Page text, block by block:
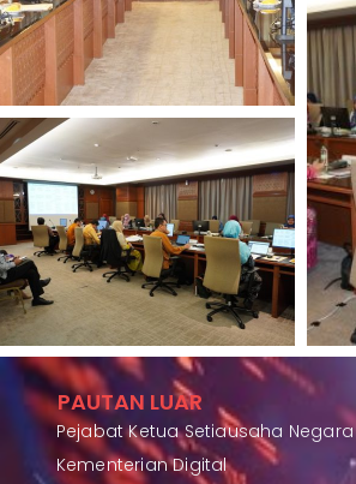
PAUTAN LUAR
Pejabat Ketua Setiausaha Negara
Kementerian Digital